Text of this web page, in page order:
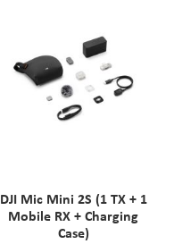
DJI Mic Mini 2S (1 TX + 1
Mobile RX + Charging
Case)